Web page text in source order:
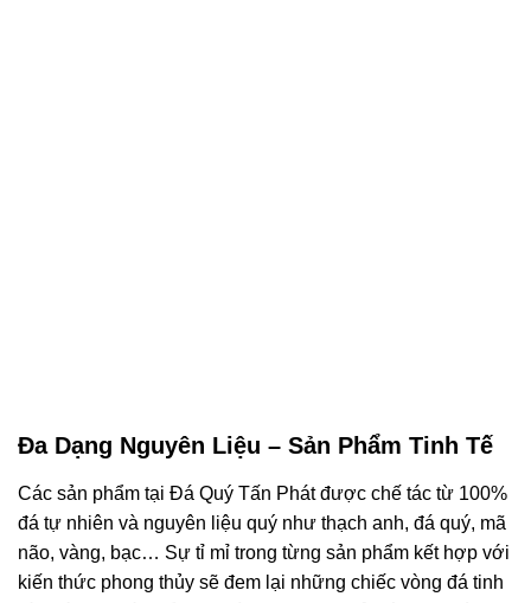
Đa Dạng Nguyên Liệu – Sản Phẩm Tinh Tế
Các sản phẩm tại Đá Quý Tấn Phát được chế tác từ 100%
đá tự nhiên và nguyên liệu quý như thạch anh, đá quý, mã
não, vàng, bạc… Sự tỉ mỉ trong từng sản phẩm kết hợp với
kiến thức phong thủy sẽ đem lại những chiếc vòng đá tinh